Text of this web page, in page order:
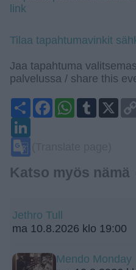
link
Tilaa tapahtumavinkit
Jaa tapahtuma
palvelussa / share this
ShareFacebookWhatsApp
Tumblr
X
Katso myös nämä
Jethro Tull
ma 10.8.2026 klo 19:00
Mendo Monday